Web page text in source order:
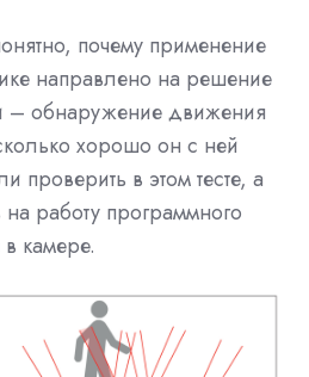
почему применение
направлено на решение
– обнаружение движения
хорошо он с ней
проверить в этом тесте, а
работу программного
камере.